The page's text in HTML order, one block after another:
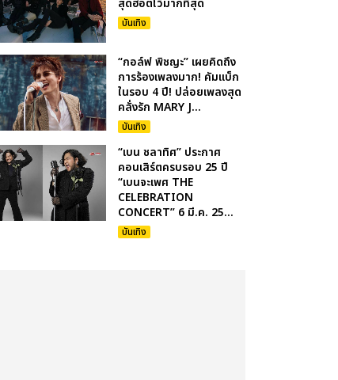
สุดฮอตไว้มากที่สุด
บันเทิง
“กอล์ฟ พิชญะ” เผยคิดถึง
การร้องเพลงมาก! คัมแบ็ก
ในรอบ 4 ปี! ปล่อยเพลงสุด
คลั่งรัก MARY J...
บันเทิง
“เบน ชลาทิศ” ประกาศ
คอนเสิร์ตครบรอบ 25 ปี
“เบนจะเพศ THE
CELEBRATION
CONCERT” 6 มี.ค. 25...
บันเทิง